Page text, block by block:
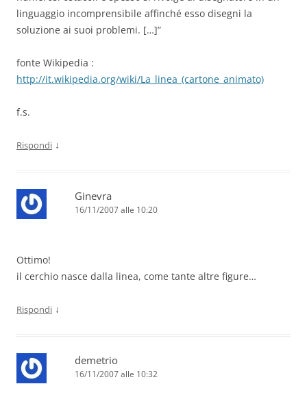
linguaggio incomprensibile affinché esso disegni la
soluzione ai suoi problemi. […]”
fonte Wikipedia :
http://it.wikipedia.org/wiki/La_linea_(cartone_animato)
f.s.
Rispondi ↓
Ginevra
16/11/2007 alle 10:20
Ottimo!
il cerchio nasce dalla linea, come tante altre figure…
Rispondi ↓
demetrio
16/11/2007 alle 10:32